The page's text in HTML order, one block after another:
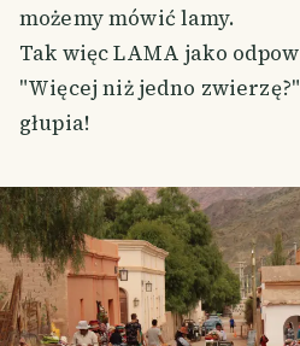
możemy mówić lamy.
Tak więc LAMA jako
"Więcej niż jedno
głupia!